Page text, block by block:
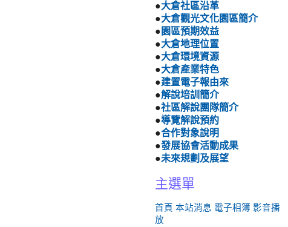
●大倉社區沿革
●大倉觀光文化園區簡介
● 園區預期效益
●大倉地理位置
●大倉環境資源
●大倉產業特色
●建置電子報由來
●解說培訓簡介
●社區解說團隊簡介
●導覽解說預約
●合作對象說明
●發展協會活動成果
●未來規劃及展望
主選單
首頁 本站消息 電子相簿 影音播
放